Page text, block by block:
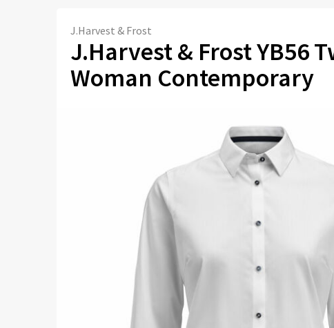
J.Harvest & Frost
J.Harvest & Frost YB56
Woman Contemporary